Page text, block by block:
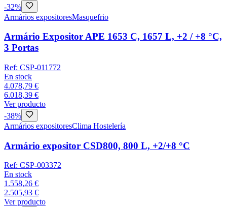
-32%
Armários expositoresMasquefrio
Armário Expositor APE 1653 C, 1657 L, +2 / +8 °C,
3 Portas
Ref: CSP-011772
En stock
4.078,79 €
6.018,39 €
Ver producto
-38%
Armários expositoresClima Hostelería
Armário expositor CSD800, 800 L, +2/+8 °C
Ref: CSP-003372
En stock
1.558,26 €
2.505,93 €
Ver producto